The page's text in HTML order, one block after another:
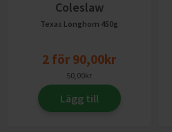
Coleslaw
Texas Longhorn 450g
2 för 90,00kr
50,00kr
Lägg till